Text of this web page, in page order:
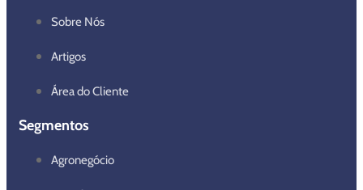
Sobre Nós
Artigos
Área do Cliente
Segmentos
Agronegócio